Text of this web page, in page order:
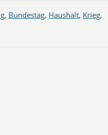
, Bundestag, Haushalt, Krieg,